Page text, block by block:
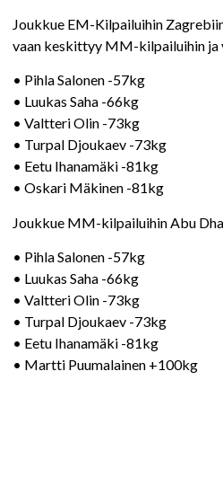
Joukkue EM-Kilpailuihin
vaan keskittyy MM-kilpailuihin ja
• Pihla Salonen -57kg
• Luukas Saha -66kg
• Valtteri Olin -73kg
• Turpal Djoukaev -73kg
• Eetu Ihanamäki -81kg
• Oskari Mäkinen -81kg
Joukkue MM-kilpailuihin Abu
• Pihla Salonen -57kg
• Luukas Saha -66kg
• Valtteri Olin -73kg
• Turpal Djoukaev -73kg
• Eetu Ihanamäki -81kg
• Martti Puumalainen +100kg